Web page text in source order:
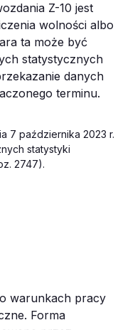
Z-10 jest
wolności albo
ta może być
statystycznych
danych
terminu.
7 października 2023 r.
statystyki
2747).
warunkach pracy
Forma